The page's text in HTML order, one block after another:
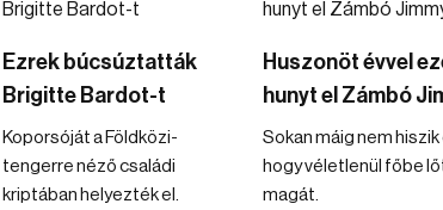
Ezrek búcsúztatták
Brigitte Bardot-t
Koporsóját a Földközi-
tengerre néző családi
kriptában helyezték el.
Huszonöt évvel
hunyt el Zámbó
Sokan máig nem hiszik
hogy véletlenül főbe
magát.